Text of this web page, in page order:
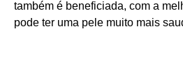
também é beneficiada, com a
pode ter uma pele muito mais